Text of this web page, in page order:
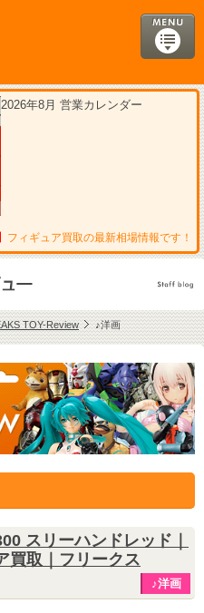
2026年8月 営業カレンダー
フィギュア買取の最新相場情報です！
TOY-Review ♪洋画
スリーハンドレッド｜
買取｜フリークス
♪洋画